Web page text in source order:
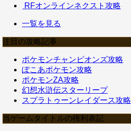
RFオンラインネクスト攻略
一覧を見る
注目の攻略記事
ポケモンチャンピオンズ攻略
ぽこあポケモン攻略
ポケモンZA攻略
幻想水滸伝スターリープ
スプラトゥーンレイダース攻略
当ゲームタイトルの権利表記